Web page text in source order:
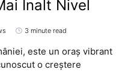
Înalt Nivel
3 minute read
este un oraș vibrant
o creștere